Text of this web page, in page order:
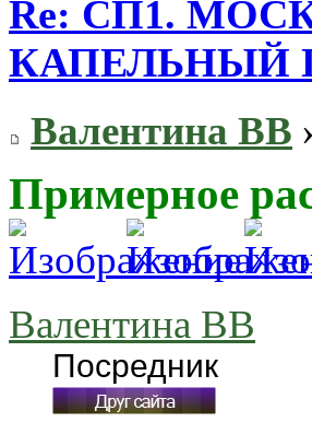
Re: СП1.
КАПЕЛЬНЫЙ
Валентина ВВ
Примерное
Валентина ВВ
Посредник